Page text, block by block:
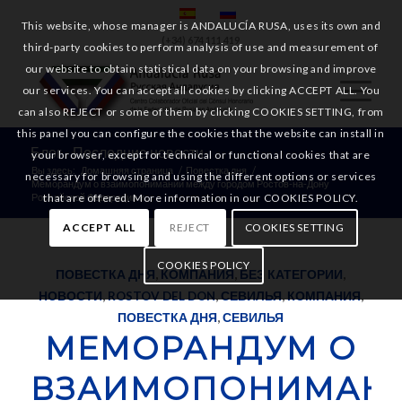
Блог - Последние новости
Вы здесь: Домашняя страница / Повестка дня
/
Меморандум о взаимопонимании между городом Ростов-на-Дону
Российской Федерации и...
ПОВЕСТКА ДНЯ КОМПАНИЯ БЕЗ КАТЕГОРИИ
НОВОСТИ ROSTOV DEL DON СЕВИЛЬЯ КОМПАНИЯ
ПОВЕСТКА ДНЯ,СЕВИЛЬЯ
МЕМОРАНДУМ О
This website, whose manager is ANDALUCÍA RUSA, uses its own and
third-party cookies to perform analysis of use and measurement of
our website to obtain statistical data on your browsing and improve
our services. You can accept all cookies by clicking ACCEPT ALL. You
can also REJECT or some of them by clicking COOKIES SETTING, from
this panel you can configure the cookies that the website can install in
your browser, except for technical or functional cookies that are
necessary for browsing and using the different options or services
that are offered. More information in our COOKIES POLICY.
ACCEPT ALL REJECT COOKIES SETTING
COOKIES POLICY